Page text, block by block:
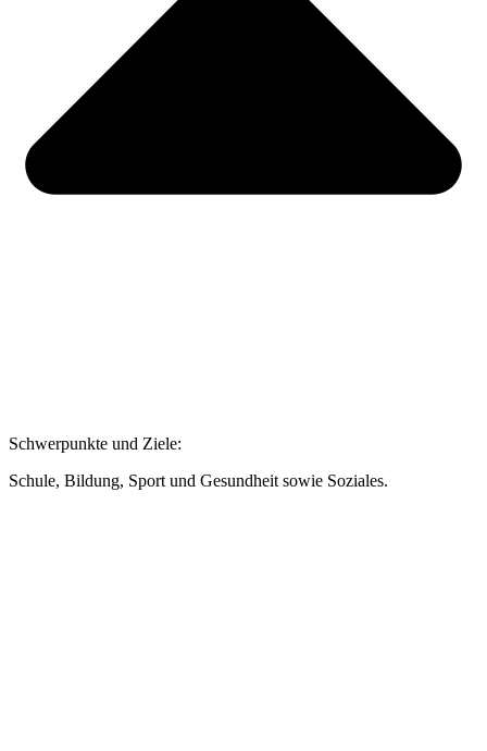
Schwerpunkte und Ziele:
Schule, Bildung, Sport und Gesundheit sowie Soziales.